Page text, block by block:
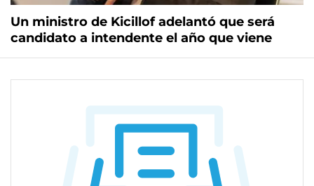
Un ministro de Kicillof adelantó que será
candidato a intendente el año que viene